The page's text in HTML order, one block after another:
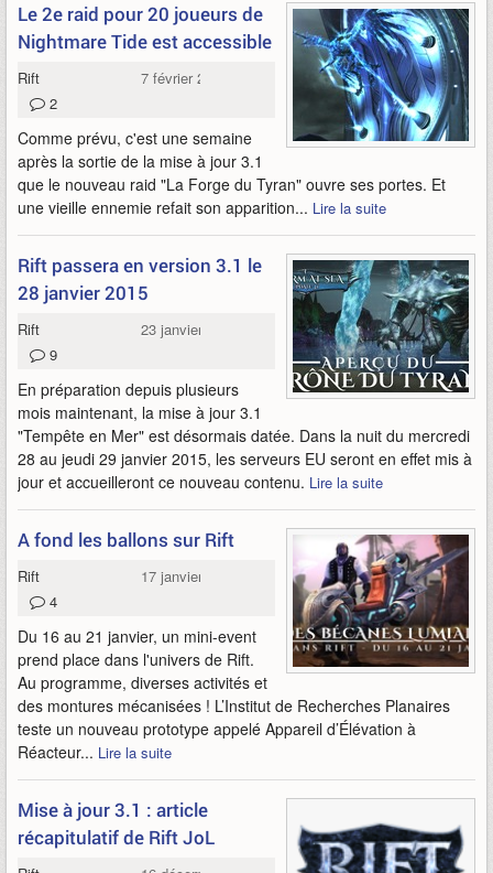
Le 2e raid pour 20 joueurs de
Nightmare Tide est accessible
Rift
7 février 2015
2
Comme prévu, c'est une semaine
après la sortie de la mise à jour 3.1
que le nouveau raid "La Forge du Tyran" ouvre ses portes. Et
une vieille ennemie refait son apparition... Lire la suite
Rift passera en version 3.1 le
28 janvier 2015
Rift
23 janvier 2015
9
En préparation depuis plusieurs
mois maintenant, la mise à jour 3.1
"Tempête en Mer" est désormais datée. Dans la nuit du mercredi
28 au jeudi 29 janvier 2015, les serveurs EU seront en effet mis à
jour et accueilleront ce nouveau contenu. Lire la suite
A fond les ballons sur Rift
Rift
17 janvier 2015
4
Du 16 au 21 janvier, un mini-event
prend place dans l'univers de Rift.
Au programme, diverses activités et
des montures mécanisées ! L’Institut de Recherches Planaires
teste un nouveau prototype appelé Appareil d’Élévation à
Réacteur... Lire la suite
Mise à jour 3.1 : article
récapitulatif de Rift JoL